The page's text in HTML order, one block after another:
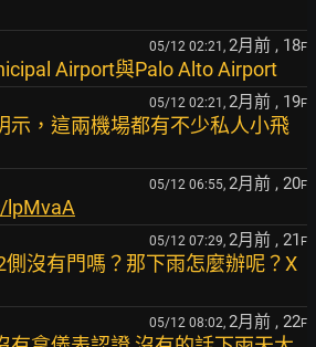
05/12 02:21, 2月前 , 18F
Airport與Palo Alto Airport
05/12 02:21, 2月前 , 19F
示，這兩機場都有不少私人小飛
05/12 06:55, 2月前 , 20F
lpMvaA
05/12 07:29, 2月前 , 21 F
側沒有門嗎？那下雨怎麼辦呢？X
05/12 08:02, 2月前 , 22F